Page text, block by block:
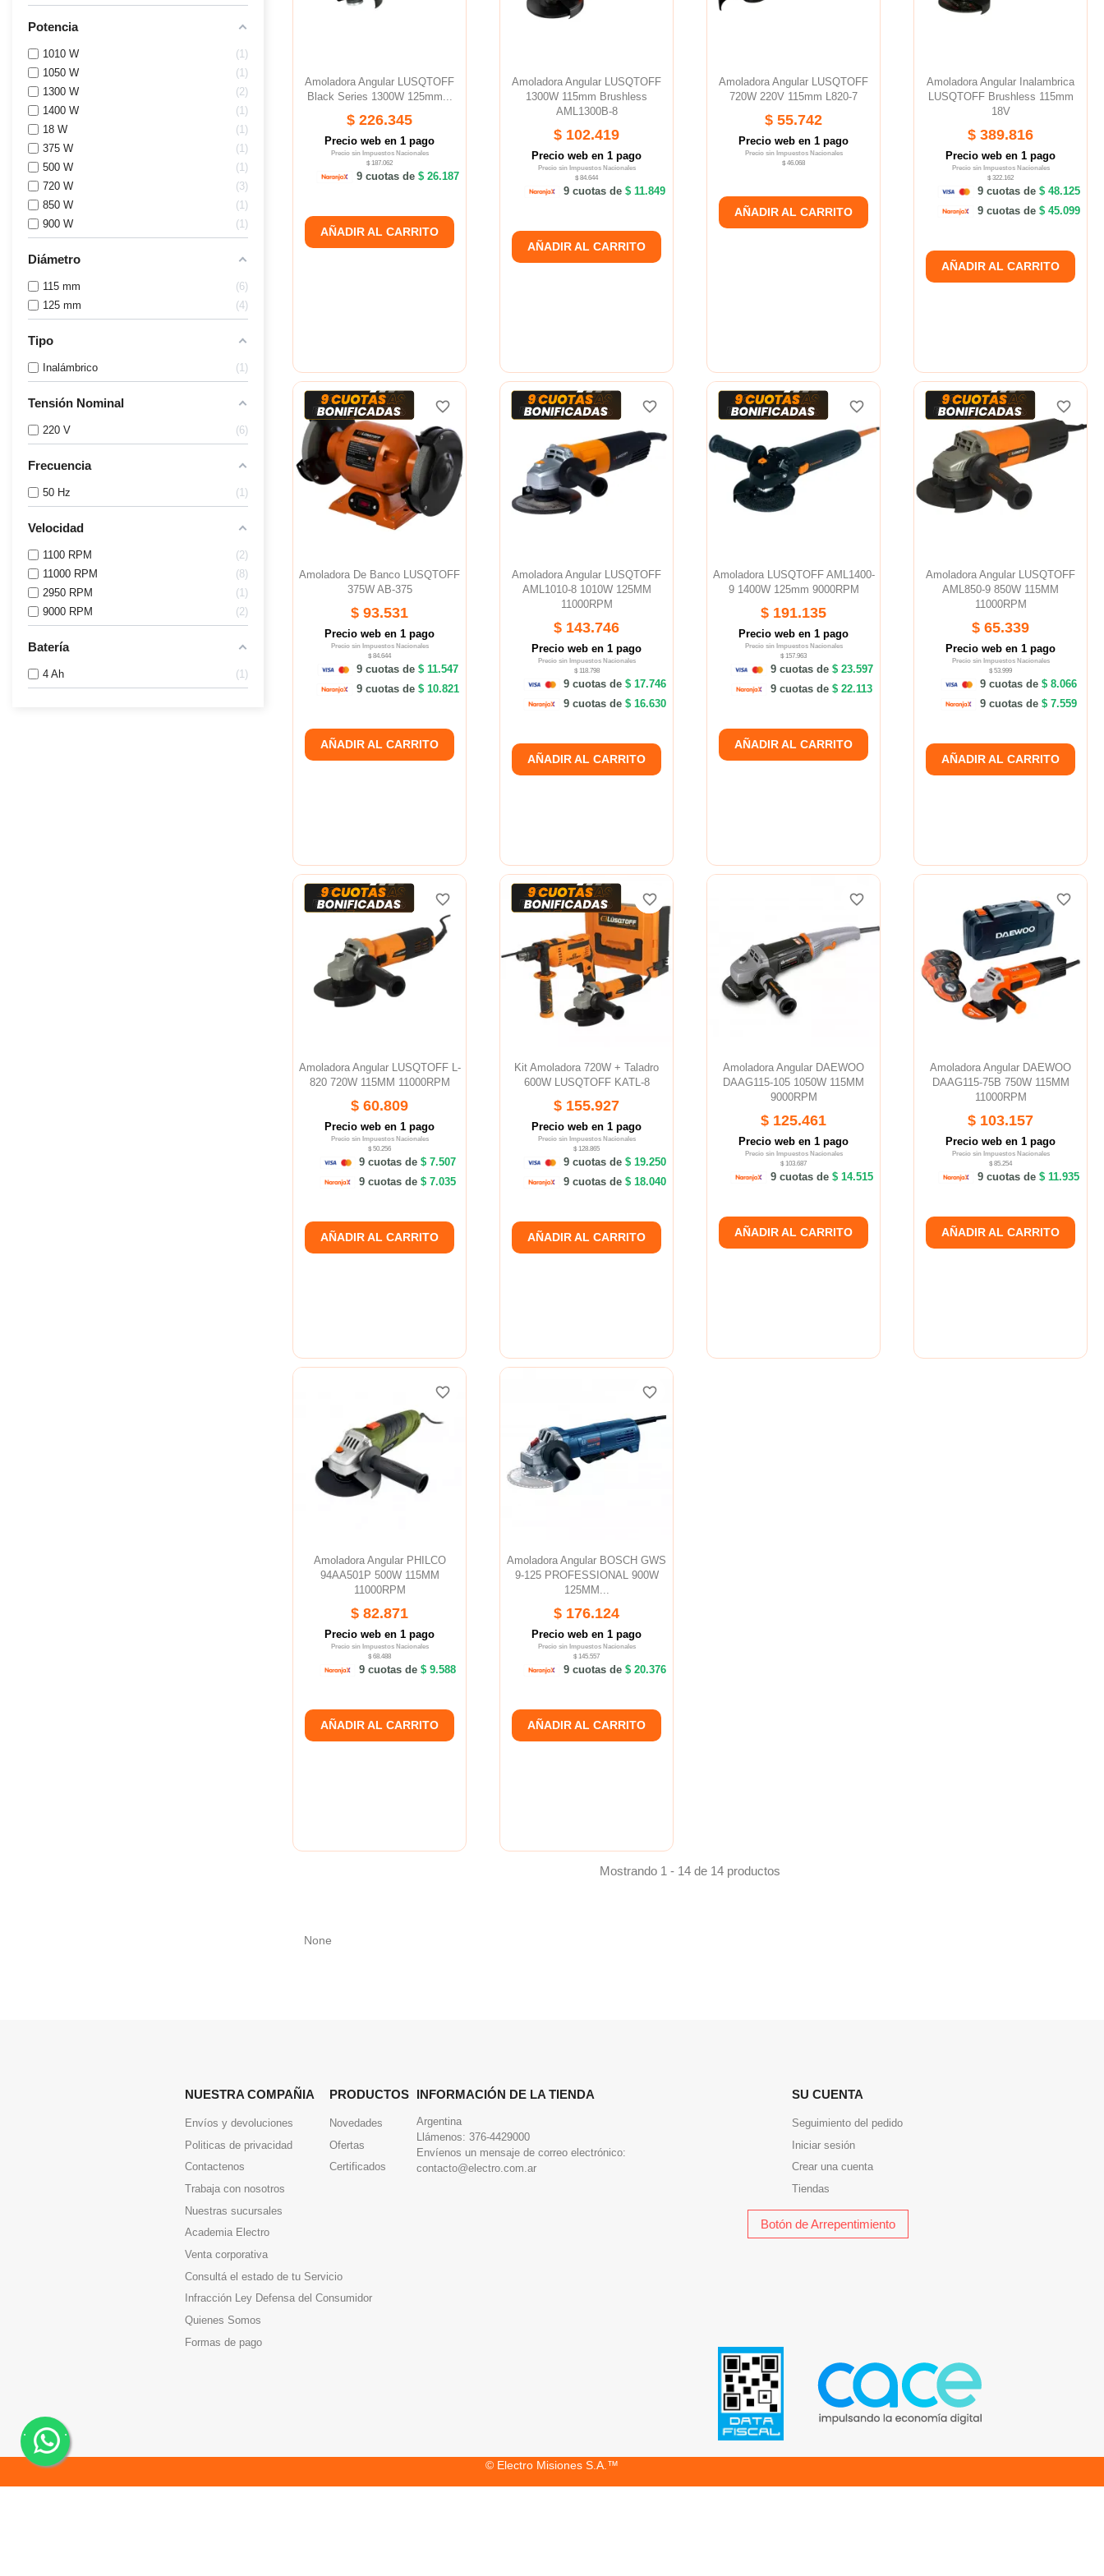
Potencia
1010 W
1
1050 W
1
1300 W
2
1400 W
1
18 W
1
375 W
1
500 W
1
720 W
3
850 W
1
900 W
1
Diámetro
115 mm
6
125 mm
4
Tipo
Inalámbrico 1
Tensión Nominal
220 V 6
Frecuencia
50 Hz 1
Velocidad
1100 RPM
2
11000 RPM
8
2950 RPM
1
9000 RPM
2
Batería
4 Ah 1
Amoladora Angular LUSQTOFF
Black Series 1300W 125mm...
$ 226.345
Precio web en 1 pago
Precio sin Impuestos Nacionales
$ 187.062
9 cuotas de $ 26.187
AÑADIR AL CARRITO
Amoladora Angular LUSQTOFF
1300W 115mm Brushless
AML1300B-8
$ 102.419
Precio web en 1 pago
Precio sin Impuestos Nacionales
$ 84.644
9 cuotas de$ 11.849
AÑADIR AL CARRITO
Amoladora Angular LUSQTOFF
720W 220V 115mm L820-7
$ 55.742
Precio web en 1 pago
Precio sin Impuestos Nacionales
$ 46.068
AÑADIR AL CARRITO
Amoladora Angular Inalambrica
LUSQTOFF Brushless 115mm
18V
$ 389.816
Precio web en 1 pago
Precio sin Impuestos Nacionales
$ 322.162
9 cuotas de $ 48.125
9 cuotas de $ 45.099
AÑADIR AL CARRITO
Amoladora De Banco LUSQTOFF
375W AB-375
$ 93.531
Precio web en 1 pago
Precio sin Impuestos Nacionales
$ 84.644
9 cuotas de$ 11.547
9 cuotas de $ 10.821
AÑADIR AL CARRITO
favorite_border
favorite_border
Amoladora Angular LUSQTOFF
AML1010-8 1010W 125MM
11000RPM
$ 143.746
Precio web en 1 pago
Precio sin Impuestos Nacionales
$ 118.798
9 cuotas de $ 17.746
9 cuotas de $ 16.630
AÑADIR AL CARRITO
favorite_border
favorite_border
Amoladora LUSQTOFF AML1400-
9 1400W 125mm 9000RPM
$ 191.135
Precio web en 1 pago
Precio sin Impuestos Nacionales
$ 157.963
9 cuotas de $ 23.597
9 cuotas de$ 22.113
AÑADIR AL CARRITO
favorite_border
favorite_border
Amoladora Angular LUSQTOFF
AML850-9 850W 115MM
11000RPM
$ 65.339
Precio web en 1 pago
Precio sin Impuestos Nacionales
$ 53.999
9 cuotas de$ 8.066
9 cuotas de$ 7.559
AÑADIR AL CARRITO
favorite_border
favorite_border
Amoladora Angular LUSQTOFF L-
820 720W 115MM 11000RPM
$ 60.809
Precio web en 1 pago
Precio sin Impuestos Nacionales
$ 50.256
9 cuotas de$ 7.507
9 cuotas de$ 7.035
AÑADIR AL CARRITO
favorite_border
favorite_border
Kit Amoladora 720W + Taladro
600W LUSQTOFF KATL-8
$ 155.927
Precio web en 1 pago
Precio sin Impuestos Nacionales
$ 128.865
9 cuotas de $ 19.250
9 cuotas de $ 18.040
AÑADIR AL CARRITO
favorite_border
favorite_border
Amoladora Angular DAEWOO
DAAG115-105 1050W 115MM
9000RPM
$ 125.461
Precio web en 1 pago
Precio sin Impuestos Nacionales
$ 103.687
9 cuotas de $ 14.515
AÑADIR AL CARRITO
favorite_border
favorite_border
Amoladora Angular DAEWOO
DAAG115-75B 750W 115MM
11000RPM
$ 103.157
Precio web en 1 pago
Precio sin Impuestos Nacionales
$ 85.254
9 cuotas de$ 11.935
AÑADIR AL CARRITO
favorite_border
favorite_border
Amoladora Angular PHILCO
94AA501P 500W 115MM
11000RPM
$ 82.871
Precio web en 1 pago
Precio sin Impuestos Nacionales
$ 68.488
9 cuotas de$ 9.588
AÑADIR AL CARRITO
favorite_border
favorite_border
Amoladora Angular BOSCH GWS
9-125 PROFESSIONAL 900W
125MM...
$ 176.124
Precio web en 1 pago
Precio sin Impuestos Nacionales
$ 145.557
9 cuotas de $ 20.376
AÑADIR AL CARRITO
favorite_border
favorite_border
Mostrando 1 - 14 de 14 productos
None
NUESTRA COMPAÑIA
Envíos y devoluciones
Politicas de privacidad
Contactenos
Trabaja con nosotros
Nuestras sucursales
Academia Electro
Venta corporativa
Consultá el estado de tu Servicio
Infracción Ley Defensa del Consumidor
Quienes Somos
Formas de pago
PRODUCTOS
Novedades
Ofertas
Certificados
INFORMACIÓN DE LA TIENDA
Argentina
Llámenos: 376-4429000
Envíenos un mensaje de correo electrónico:
contacto@electro.com.ar
SU CUENTA
Seguimiento del pedido
Iniciar sesión
Crear una cuenta
Tiendas
Botón de Arrepentimiento
© Electro Misiones S.A.™
. .